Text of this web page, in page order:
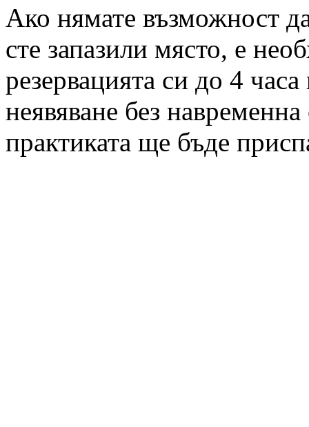
Ако нямате възможност
сте запазили място, е
резервацията си до 4
неявяване без
практиката ще бъде